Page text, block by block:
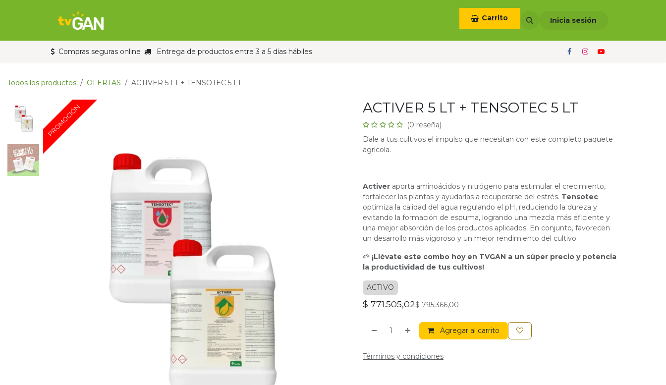
Términos y condiciones
Carrito Inicia sesión
Compras seguras online Entrega de productos entre 3 a 5 días hábiles
Todos los productos OFERTAS ACTIVER 5 LT + TENSOTEC 5 LT
PROMOCIÓN
PROMOCIÓN ACTIVER 5 LT + TENSOTEC 5 LT
(0 reseña)
Dale a tus cultivos el impulso que necesitan con este completo paquete
agrícola.
Activer aporta aminoácidos y nitrógeno para estimular el crecimiento,
fortalecer las plantas y ayudarlas a recuperarse del estrés. Tensotec
optimiza la calidad del agua regulando el pH, reduciendo la dureza y
evitando la formación de espuma, logrando una mezcla más eficiente y
una mejor absorción de los productos aplicados. En conjunto, favorecen
un desarrollo más vigoroso y un mejor rendimiento del cultivo.
🌱 ¡Llévate este combo hoy en TVGAN a un súper precio y potencia
la productividad de tus cultivos!
ACTIVO
$ 771.505,02$795.366,00
Agregar al carrito
Términos y condiciones